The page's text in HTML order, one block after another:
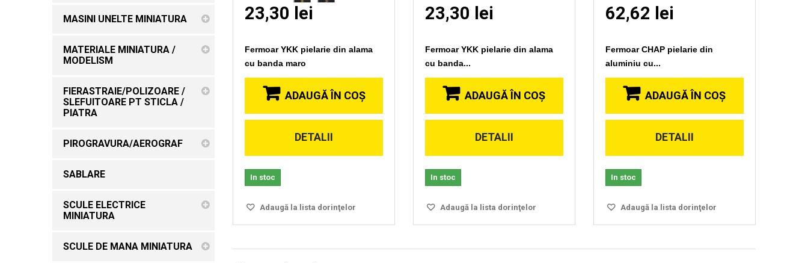
MASINI UNELTE MINIATURA
MATERIALE MINIATURA /
MODELISM
FIERASTRAIE/POLIZOARE /
SLEFUITOARE PT STICLA /
PIATRA
PIROGRAVURA/AEROGRAF
SABLARE
SCULE ELECTRICE
MINIATURA
SCULE DE MANA MINIATURA
23,30 lei
Fermoar YKK pielarie din alama
cu banda maro
ADAUGĂ ÎN COŞ
DETALII
In stoc
Adaugă la lista dorinţelor
23,30 lei
Fermoar YKK pielarie din alama
cu banda...
ADAUGĂ ÎN COŞ
DETALII
In stoc
Adaugă la lista dorinţelor
62,62 lei
Fermoar CHAP pielarie din
aluminiu cu...
ADAUGĂ ÎN COŞ
DETALII
In stoc
Adaugă la lista dorinţelor